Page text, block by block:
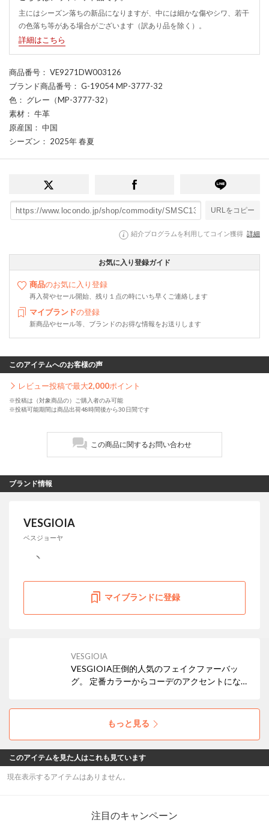
主にはシーズン落ちの新品になりますが、中には細かな傷やシワ、若干
の色落ち等がある場合がございます（訳あり品を除く）。
詳細はこちら
商品番号 ： VE9271DW003126
ブランド商品番号 ： G-19054 MP-3777-32
色 ： グレー（MP-3777-32）
素材 ： 牛革
原産国 ： 中国
シーズン ： 2025年 春夏
URLをコピー
紹介プログラムを利用してコイン獲得 詳細
お気に入り登録ガイド
商品のお気に入り登録
再入荷やセール開始、残り１点の時にいち早くご連絡します
マイブランドの登録
新商品やセール等、ブランドのお得な情報をお送りします
このアイテムへのお客様の声
レビュー投稿で最大2,000ポイント
※投稿は（対象商品の）ご購入者のみ可能
※投稿可能期間は商品出荷48時間後から30日間です
この商品に関するお問い合わせ
ブランド情報
VESGIOIA
ベスジョーヤ
マイブランドに登録
VESGIOIA
VESGIOIA圧倒的人気のフェイクファーバッ
グ。 定番カラーからコーデのアクセントになる
ートもおすすめですがムートン素材を取り入れ
たアイテムもありますので是非チェックしてく
もっと見る
このアイテムを見た人はこれも見ています
現在表示するアイテムはありません。
注目のキャンペーン